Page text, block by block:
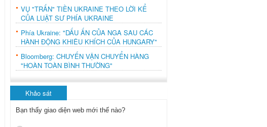
VỤ "TRẤN" TIỀN UKRAINE THEO LỜI KỂ
CỦA LUẬT SƯ PHÍA UKRAINE
Phía Ukraine: "DẤU ẤN CỦA NGA SAU CÁC
HÀNH ĐỘNG KHIÊU KHÍCH CỦA HUNGARY"
Bloomberg: CHUYẾN VẬN CHUYỂN HÀNG
"HOÀN TOÀN BÌNH THƯỜNG"
Khảo sát
Bạn thấy giao diện web mới thế nào?